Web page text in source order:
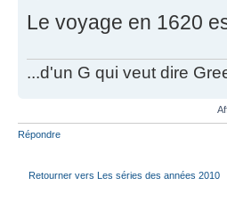
Le voyage en 1620
...d'un G qui veut dire
Répondre
Retourner vers Les séries des années 2010